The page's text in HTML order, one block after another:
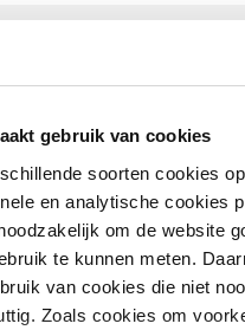
gebruik van cookies
soorten cookies
en analytische cookies
om de website
te kunnen meten.
van cookies die niet
Zoals cookies om
van
Grip op het proces